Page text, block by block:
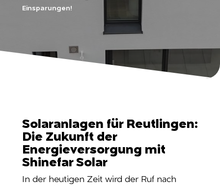
Einsparungen!
Solaranlagen für Reutlingen:
Die Zukunft der
Energieversorgung mit
Shinefar Solar
In der heutigen Zeit wird der Ruf nach